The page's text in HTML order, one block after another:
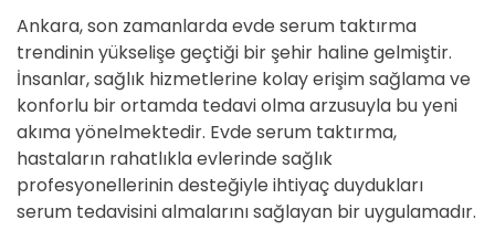
Ankara, son zamanlarda evde serum taktırma
trendinin yükselişe geçtiği bir şehir haline gelmiştir.
İnsanlar, sağlık hizmetlerine kolay erişim sağlama ve
konforlu bir ortamda tedavi olma arzusuyla bu yeni
akıma yönelmektedir. Evde serum taktırma,
hastaların rahatlıkla evlerinde sağlık
profesyonellerinin desteğiyle ihtiyaç duydukları
serum tedavisini almalarını sağlayan bir uygulamadır.